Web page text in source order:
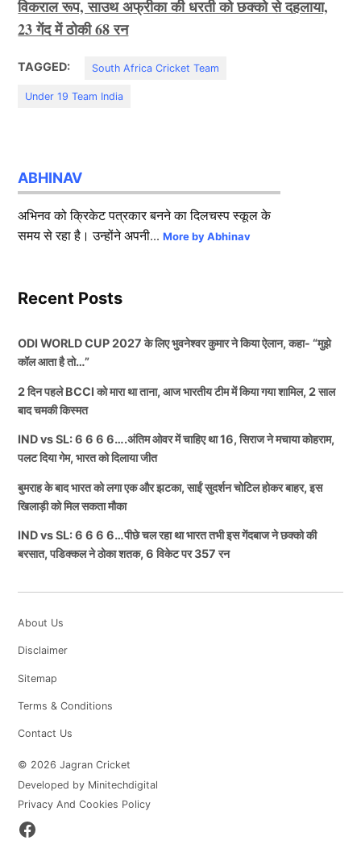
विकराल रूप, साउथ अफ्रीका की धरती को छक्को से दहलाया,
23 गेंद में ठोकी 68 रन
TAGGED: South Africa Cricket Team
Under 19 Team India
ABHINAV
अभिनव को क्रिकेट पत्रकार बनने का दिलचस्प स्कूल के
समय से रहा है। उन्होंने अपनी...More by Abhinav
Recent Posts
ODI WORLD CUP 2027 के लिए भुवनेश्वर कुमार ने किया ऐलान, कहा- “मुझे
कॉल आता है तो…”
2 दिन पहले BCCI को मारा था ताना, आज भारतीय टीम में किया गया शामिल, 2 साल
बाद चमकी किस्मत
IND vs SL: 6 6 6 6….अंतिम ओवर में चाहिए था 16, सिराज ने मचाया कोहराम,
पलट दिया गेम, भारत को दिलाया जीत
बुमराह के बाद भारत को लगा एक और झटका, साईं सुदर्शन चोटिल होकर बाहर, इस
खिलाड़ी को मिल सकता मौका
IND vs SL: 6 6 6 6…पीछे चल रहा था भारत तभी इस गेंदबाज ने छक्को की
बरसात, पडिक्कल ने ठोका शतक, 6 विकेट पर 357 रन
About Us
Disclaimer
Sitemap
Terms & Conditions
Contact Us
© 2026 Jagran Cricket
Developed by Minitechdigital
Privacy And Cookies Policy
Facebook